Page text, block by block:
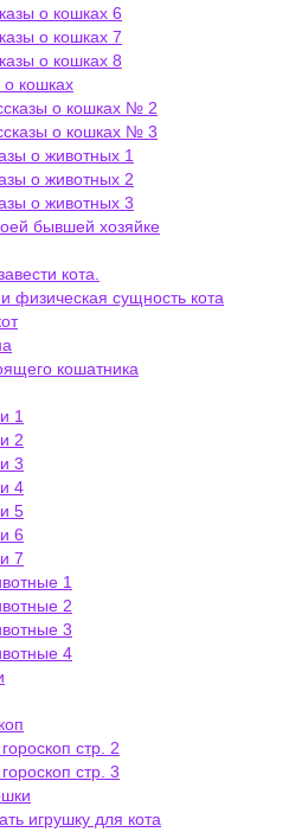
о кошках 6
о кошках 7
о кошках 8
кошках
о кошках № 2
о кошках № 3
о животных 1
о животных 2
о животных 3
бывшей хозяйке
кота.
физическая сущность кота
кошатника
1
2
3
4
5
6
7
1
2
3
4
стр. 2
стр. 3
игрушку для кота